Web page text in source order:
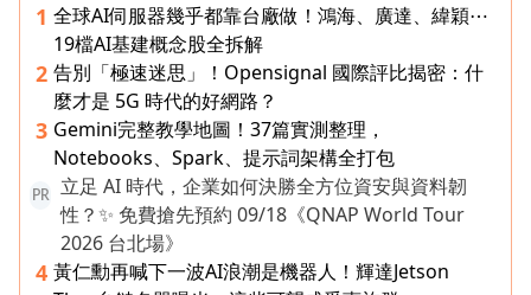
1 全球AI伺服器幾乎都靠台廠做！鴻海、廣達、緯穎⋯
19檔AI基建概念股全拆解
2 告別「極速迷思」！Opensignal 國際評比揭密：什
麼才是 5G 時代的好網路？
3 Gemini完整教學地圖！37篇實測整理，
Notebooks、Spark、提示詞架構全打包
PR
立足 AI 時代，企業如何決勝全方位資安與資料韌
性？✨ 免費搶先預約 09/18《QNAP World Tour
2026 台北場》
4 黃仁勳再喊下一波AI浪潮是機器人！輝達Jetson